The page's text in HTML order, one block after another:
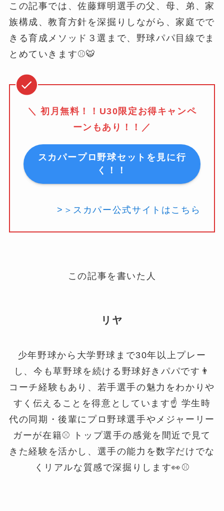
この記事では、佐藤輝明選手の父、母、弟、家
族構成、教育方針を深掘りしながら、家庭でで
きる育成メソッド３選まで、野球パパ目線でま
とめていきます⚾️🐯
＼ 初月無料！！U30限定お得キャンペ
ーンもあり！！／
スカパープロ野球セットを見に行
く！！
>＞スカパー公式サイトはこちら
この記事を書いた人
リヤ
少年野球から大学野球まで30年以上プレー
し、今も草野球を続ける野球好きパパです👨
コーチ経験もあり、若手選手の魅力をわかりや
すく伝えることを得意としています☝️ 学生時
代の同期・後輩にプロ野球選手やメジャーリー
ガーが在籍⚾️ トップ選手の感覚を間近で見て
きた経験を活かし、選手の能力を数字だけでな
くリアルな質感で深掘りします👀⚾️